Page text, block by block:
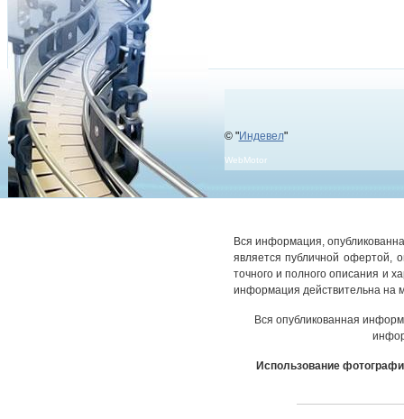
© "Индевел"
WebMotor
Вся информация,
является публичной офертой,
точного и полного описания и
информация действительна на
Вся опубликованная
Использование